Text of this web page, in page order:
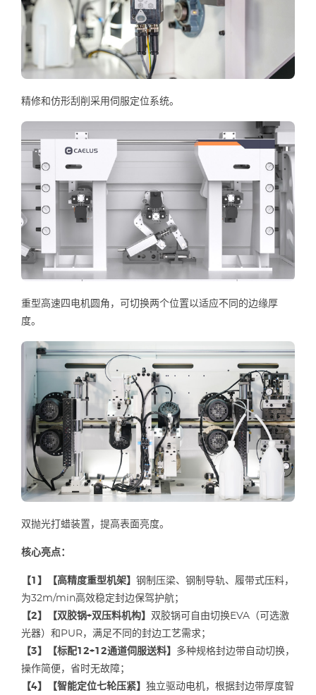
精修和仿形刮削采用伺服定位系统。
重型高速四电机圆角，可切换两个位置以适应不同的边缘厚
度。
双抛光打蜡装置，提高表面亮度。
核心亮点：
【1】【高精度重型机架】 钢制压梁、钢制导轨、履带式压料，
为32m/min高效稳定封边保驾护航；
【2】【双胶锅+双压料机构】 双胶锅可自由切换EVA（可选激
光器）和PUR，满足不同的封边工艺需求；
【3】【标配12+12通道伺服送料】 多种规格封边带自动切换，
操作简便，省时无故障；
【4】【智能定位七轮压紧】 独立驱动电机，根据封边带厚度智